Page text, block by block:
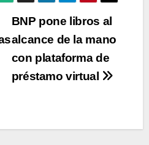
BNP pone libros al
alcance de la mano
con plataforma de
préstamo virtual